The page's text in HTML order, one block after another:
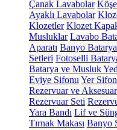
Çanak Lavabolar
Ayaklı Lavabolar
Klozetler Klozet
Musluklar Lavabo
Aparatı Banyo
Setleri Fotoselli
Batarya ve Musluk
Eviye Sifonu Yer
Rezervuar ve
Rezervuar Seti
Yara Bandı Lif ve
Tırnak Makası Banyo